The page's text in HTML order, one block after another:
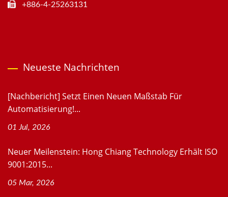
+886-4-25263131
Neueste Nachrichten
[Nachbericht] Setzt Einen Neuen Maßstab Für
Automatisierung!...
01 Jul, 2026
Neuer Meilenstein: Hong Chiang Technology Erhält ISO
9001:2015...
05 Mar, 2026